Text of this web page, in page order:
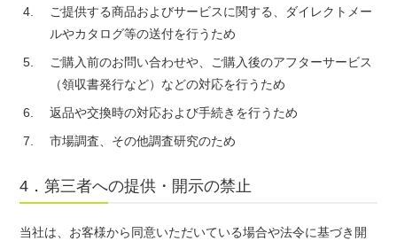
ご提供する商品およびサービスに関する、ダイレクトメー
ルやカタログ等の送付を行うため
ご購入前のお問い合わせや、ご購入後のアフターサービス
（領収書発行など）などの対応を行うため
返品や交換時の対応および手続きを行うため
市場調査、その他調査研究のため
4．第三者への提供・開示の禁止
当社は、お客様から同意いただいている場合や法令に基づき開